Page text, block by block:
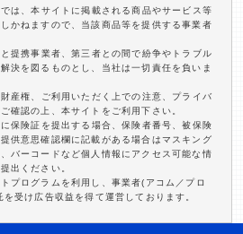
は、本サイトに掲載される商品やサービス等
かねますので、当該商品等を提供する事業者
提携事業者、第三者との間で紛争やトラブル
決を図るものとし、当社は一切責任を負いま
産権、ご利用いただく上での注意、プライバ
確認の上、本サイトをご利用下さい。
保険証を提出する場合、保険者番号、被保険
供意思確認欄に記載がある場合はマスキング
バーコードなど個人情報にアクセス可能な情
出ください。
プログラムを利用し、事業者(アコム／プロ
受け広告収益を得て運営しております。